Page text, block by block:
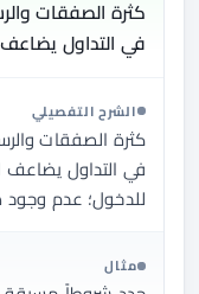
كثرة الصفقات
في التداول يضاعف
الشرح التفصيلي
كثرة الصفقات
في التداول يضاعف
للدخول؛ عدم
مثال